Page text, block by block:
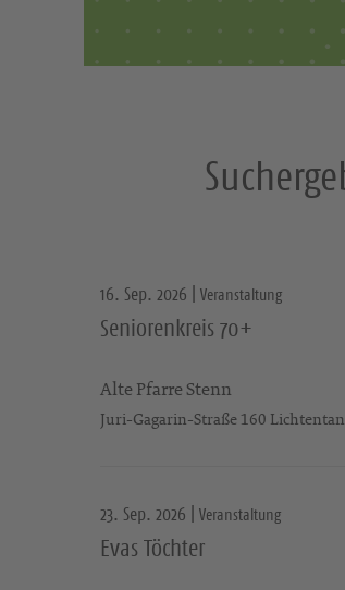
16. Sep. 2026 | Veranstaltung
Seniorenkreis 70+
Alte Pfarre Stenn
Juri-Gagarin-Straße 160
23. Sep. 2026 | Veranstaltung
Evas Töchter